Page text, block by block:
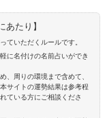
たり】
ていただくルールです。
に名付けの名前占いができ
、周りの環境まで含めて、
サイトの運勢結果は参考程
ている方にご相談くださ